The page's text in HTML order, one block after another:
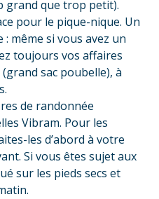
grand que trop petit).
pour le pique-nique. Un
: même si vous avez un
toujours vos affaires
sac poubelle), à
de randonnée
Vibram. Pour les
les d’abord à votre
Si vous êtes sujet aux
sur les pieds secs et